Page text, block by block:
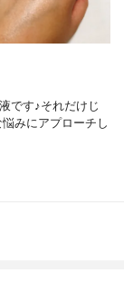
です♪それだけじ
みにアプローチし